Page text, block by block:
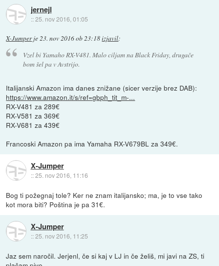
jernejl
::25. nov 2016, 01:05
X-Jumperje23. nov 2016 ob 23:18izjavil:
Vzel bi Yamaho RX-V481. Malo ciljam na Black Friday, drugače
bom šel pa v Avstrijo.
Italijanski Amazon ima danes znižane (sicer verzije brez DAB):
https://www.amazon.it/s/ref=gbph_tit_m-...
RX-V481 za 289€
RX-V581 za 369€
RX-V681 za 439€
Francoski Amazon pa ima Yamaha RX-V679BL za 349€.
X-Jumper
::25. nov 2016, 11:16
Bog ti požegnaj tole? Ker ne znam italijansko; ma, je to vse tako
kot mora biti? Poština je pa 31€.
X-Jumper
::25. nov 2016, 11:25
Jaz sem naročil. Jerjenl, če si kaj v LJ in če želiš, mi javi na ZS, ti